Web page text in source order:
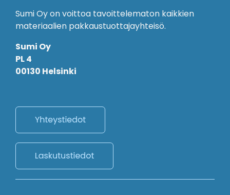
Sumi Oy on voittoa tavoittelematon kaikkien
materiaalien pakkaustuottajayhteisö.
Sumi Oy
PL 4
00130 Helsinki